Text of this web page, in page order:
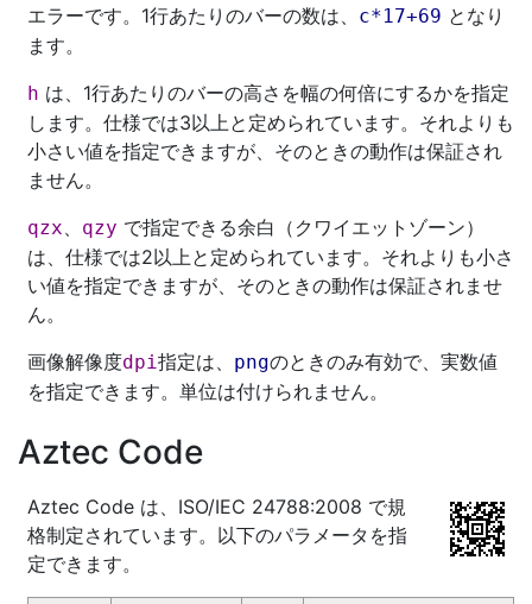
エラーです。1行あたりのバーの数は、 c*17+69 となり
ます。
h は、1行あたりのバーの高さを幅の何倍にするかを指定
します。仕様では3以上と定められています。それよりも
小さい値を指定できますが、そのときの動作は保証され
ません。
qzx、 qzy で指定できる余白（クワイエットゾーン）
は、仕様では2以上と定められています。それよりも小さ
い値を指定できますが、そのときの動作は保証されませ
ん。
画像解像度dpi指定は、 pngのときのみ有効で、実数値
を指定できます。単位は付けられません。
Aztec Code
Aztec Code は、ISO/IEC 24788:2008 で規
格制定されています。以下のパラメータを指
定できます。